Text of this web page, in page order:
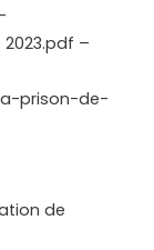
–
prison-de-
de